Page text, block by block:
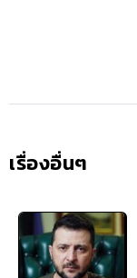
เรื่องอื่นๆ